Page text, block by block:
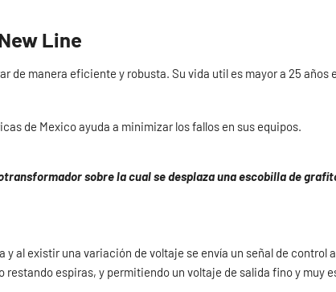
Line
de manera eficiente y robusta. Su vida util es mayor a 25 años
de Mexico ayuda a minimizar los fallos en sus equipos.
sobre la cual se desplaza una escobilla de
al existir una variación de voltaje se envía un señal de control
espiras, y permitiendo un voltaje de salida fino y muy